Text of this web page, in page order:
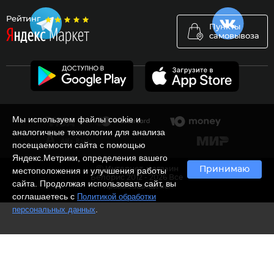
Рейтинг
Пункты
самовывоза
Мы используем файлы cookie и
аналогичные технологии для анализа
посещаемости сайта с помощью
Яндекс.Метрики, определения вашего
местоположения и улучшения работы
сайта. Продолжая использовать сайт, вы
соглашаетесь с Политикой обработки
персональных данных
Принимаю
Ⓒ Интернет-магазин
Белорис 2012 - 2026 Все
права защищены